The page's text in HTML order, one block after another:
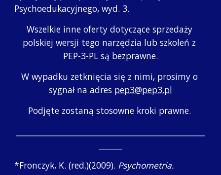
Psychoedukacyjnego, wyd. 3.
Wszelkie inne oferty dotyczące sprzedaży
polskiej wersji tego narzędzia lub szkoleń z
PEP-3-PL są bezprawne.
W wypadku zetknięcia się z nimi, prosimy o
sygnał na adres pep3@pep3.pl
Podjęte zostaną stosowne kroki prawne.
*Fronczyk, K. (red.)(2009). Psychometria.